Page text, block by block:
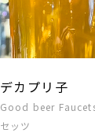
デカプリ子
Good beer
セッツ